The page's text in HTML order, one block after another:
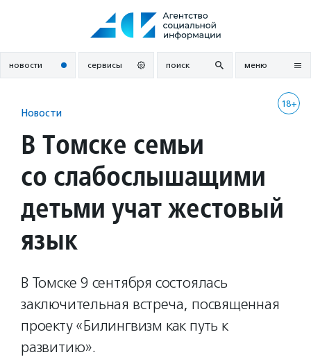
новости сервисы поиск меню
18+
Новости
В Томске семьи
со слабослышащими
детьми учат жестовый
язык
В Томске 9 сентября состоялась
заключительная встреча, посвященная
проекту «Билингвизм как путь к
развитию».